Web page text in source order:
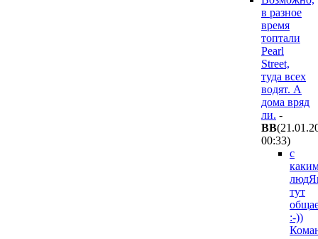
в разное
время
топтали
Pearl
Street,
туда всех
водят. А
дома вряд
ли. -
ВВ
00:33)
с
тут
:-))